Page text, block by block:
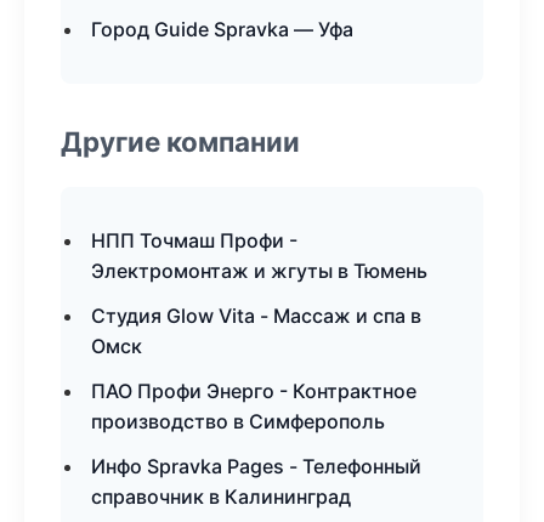
Город Guide Spravka — Уфа
Другие компании
НПП Точмаш Профи -
Электромонтаж и жгуты в Тюмень
Студия Glow Vita - Массаж и спа в
Омск
ПАО Профи Энерго - Контрактное
производство в Симферополь
Инфо Spravka Pages - Телефонный
справочник в Калининград